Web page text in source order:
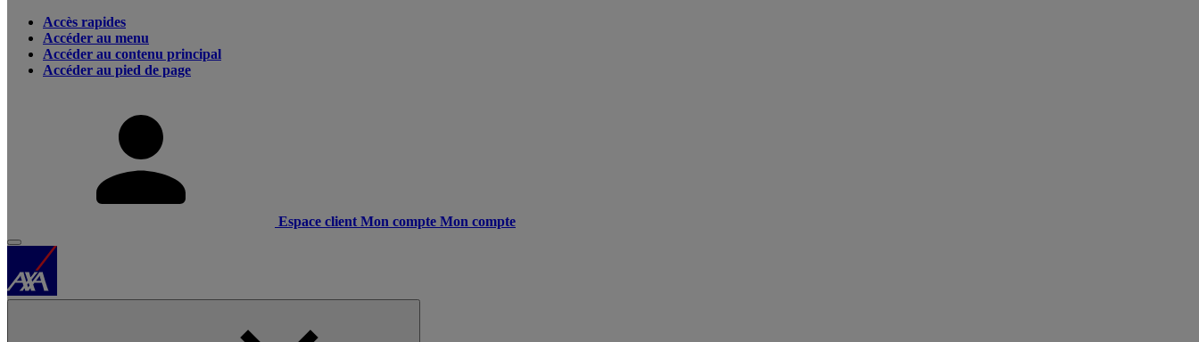
Accès rapides
Accéder au menu
Accéder au contenu principal
Accéder au pied de page
Espace client Mon compte Mon compte